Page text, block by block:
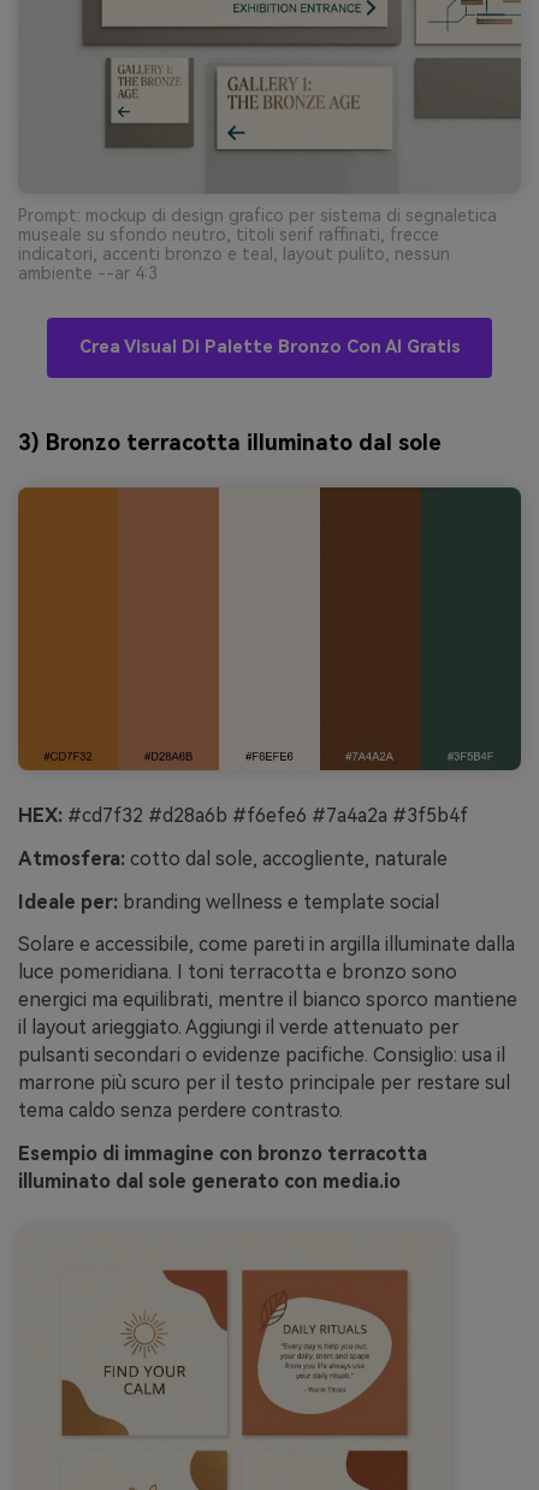
Prompt: mockup di design grafico per sistema di segnaletica
museale su sfondo neutro, titoli serif raffinati, frecce
indicatori, accenti bronzo e teal, layout pulito, nessun
ambiente --ar 4:3
Crea Visual Di Palette Bronzo Con AI Gratis
3) Bronzo terracotta illuminato dal sole
HEX: #cd7f32 #d28a6b #f6efe6 #7a4a2a #3f5b4f
Atmosfera: cotto dal sole, accogliente, naturale
Ideale per: branding wellness e template social
Solare e accessibile, come pareti in argilla illuminate dalla
luce pomeridiana. I toni terracotta e bronzo sono
energici ma equilibrati, mentre il bianco sporco mantiene
il layout arieggiato. Aggiungi il verde attenuato per
pulsanti secondari o evidenze pacifiche. Consiglio: usa il
marrone più scuro per il testo principale per restare sul
tema caldo senza perdere contrasto.
Esempio di immagine con bronzo terracotta
illuminato dal sole generato con media.io